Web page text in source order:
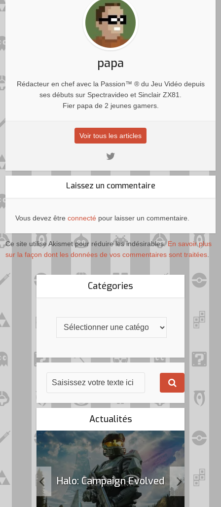
papa
Rédacteur en chef avec la Passion™ ® du Jeu Vidéo depuis
ses débuts sur Spectravideo et Sinclair ZX81.
Fier papa de 2 jeunes gamers.
Voir tous les articles
Laissez un commentaire
Vous devez êtreconnecté pour laisser un commentaire.
Ce site utilise Akismet pour réduire les indésirables.En savoir plus
sur la façon dont les données de vos commentaires sont traitées.
Catégories
Actualités
Halo: Campaign Evolved